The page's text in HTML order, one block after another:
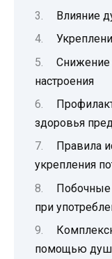
Влияние
Снижение
настроения
здоровья
Правила
укрепления
Побочные
при
помощью